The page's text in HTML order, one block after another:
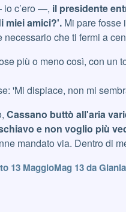
c’ero —, il presidente
miei amici?'. Mi pare fosse
necessario che ti fermi a
più o meno così, con un
'Mi dispiace, non mi
Cassano buttò all'aria
e non voglio più
mandato via. Dentro di
13 MaggioMag 13da Gianla